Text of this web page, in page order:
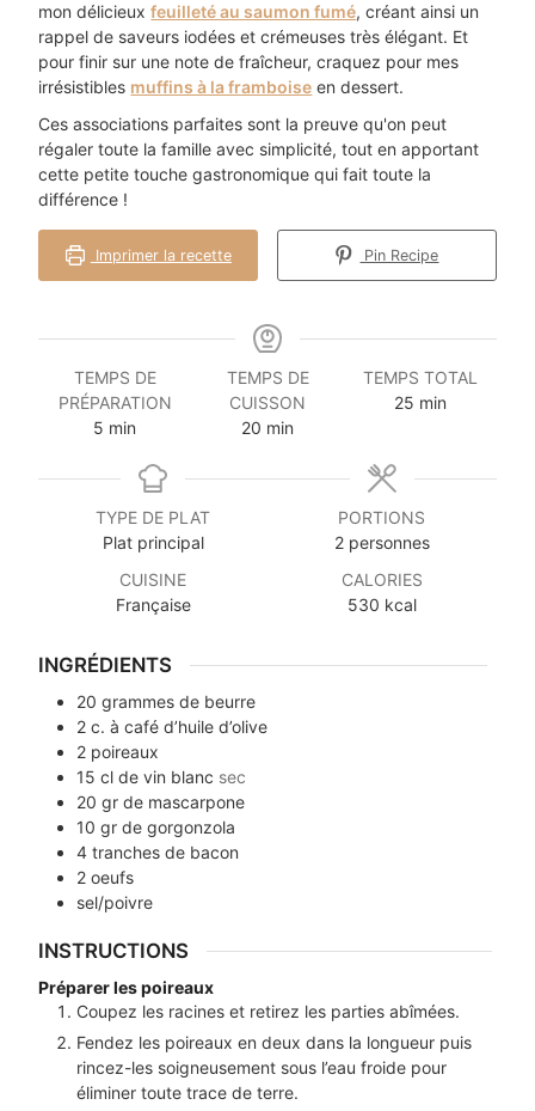
mon délicieuxfeuilleté au saumon fumé, créant ainsi un
rappel de saveurs iodées et crémeuses très élégant. Et
pour finir sur une note de fraîcheur, craquez pour mes
irrésistibles muffins à la framboise en dessert.
Ces associations parfaites sont la preuve qu'on peut
régaler toute la famille avec simplicité, tout en apportant
cette petite touche gastronomique qui fait toute la
différence !
Imprimer la recette Pin Recipe
TEMPS DE
PRÉPARATION
5 min
TEMPS DE
CUISSON
20 min
TEMPS TOTAL
25 min
TYPE DE PLAT
Plat principal
CUISINE
Française
PORTIONS
2 personnes
CALORIES
530 kcal
INGRÉDIENTS
20 grammes de beurre
2 c. à café d’huile d’olive
2 poireaux
15 cl de vin blanc sec
20 gr de mascarpone
10 gr de gorgonzola
4 tranches de bacon
2 oeufs
sel/poivre
INSTRUCTIONS
Préparer les poireaux
Coupez les racines et retirez les parties abîmées.
Fendez les poireaux en deux dans la longueur puis
rincez-les soigneusement sous l’eau froide pour
éliminer toute trace de terre.